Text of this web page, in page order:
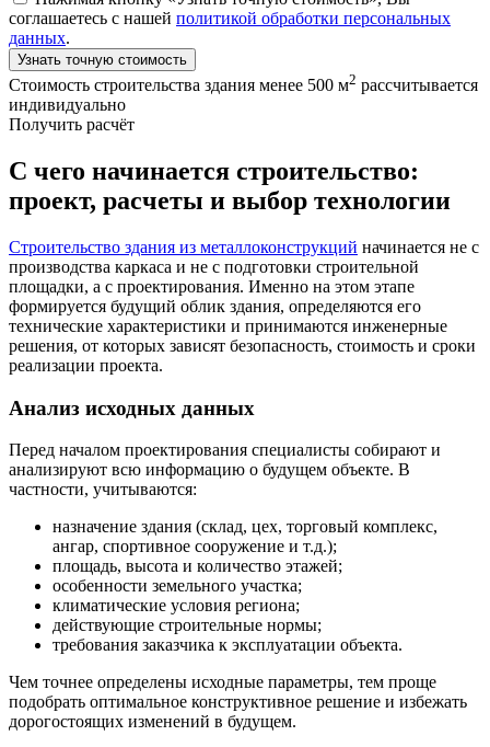
соглашаетесь с нашей политикой обработки персональных
данных.
Узнать точную стоимость
Стоимость строительства здания менее 500 м2 рассчитывается
индивидуально
Получить расчёт
С чего начинается строительство:
проект, расчеты и выбор технологии
Строительство здания из металлоконструкций начинается не с
производства каркаса и не с подготовки строительной
площадки, а с проектирования. Именно на этом этапе
формируется будущий облик здания, определяются его
технические характеристики и принимаются инженерные
решения, от которых зависят безопасность, стоимость и сроки
реализации проекта.
Анализ исходных данных
Перед началом проектирования специалисты собирают и
анализируют всю информацию о будущем объекте. В
частности, учитываются:
назначение здания (склад, цех, торговый комплекс,
ангар, спортивное сооружение и т.д.);
площадь, высота и количество этажей;
особенности земельного участка;
климатические условия региона;
действующие строительные нормы;
требования заказчика к эксплуатации объекта.
Чем точнее определены исходные параметры, тем проще
подобрать оптимальное конструктивное решение и избежать
дорогостоящих изменений в будущем.